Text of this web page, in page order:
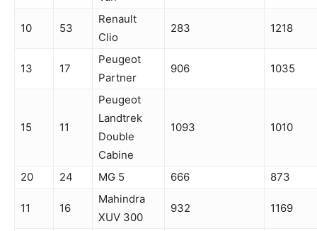
10 53
Renault
Clio
283 1218
13 17
Peugeot
Partner
906 1035
15 11
Peugeot
Landtrek
Double
Cabine
1093 1010
20 24 MG 5 666 873
11 16
Mahindra
XUV 300
932 1169